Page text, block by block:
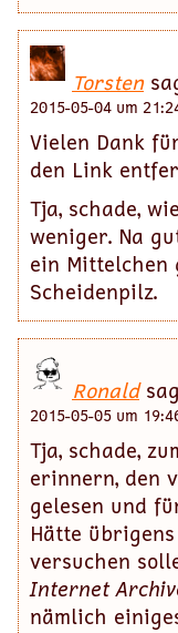
Torsten
2015-05-04 um
Vielen Dank
den Link
Tja, schade,
weniger. Na
ein Mittelchen
Scheidenpilz.
Ronald
2015-05-05 um
Tja, schade,
erinnern, den
gelesen und
Hätte
versuchen
Internet
nämlich